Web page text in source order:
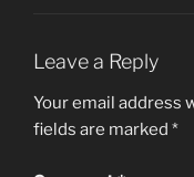
Leave a Reply
Your email address
fields are marked *